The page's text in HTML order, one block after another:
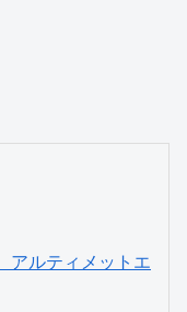
ルティメットエ